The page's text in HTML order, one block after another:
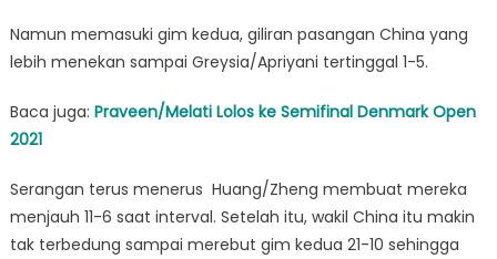
Namun memasuki gim kedua, giliran pasangan China yang
lebih menekan sampai Greysia/Apriyani tertinggal 1-5.
Baca juga: Praveen/Melati Lolos ke Semifinal Denmark Open
2021
Serangan terus menerus Huang/Zheng membuat mereka
menjauh 11-6 saat interval. Setelah itu, wakil China itu makin
tak terbedung sampai merebut gim kedua 21-10 sehingga